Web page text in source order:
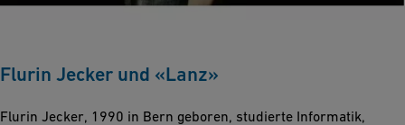
Flurin Jecker und «Lanz»
Flurin Jecker, 1990 in Bern geboren, studierte Informatik,